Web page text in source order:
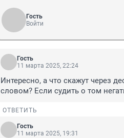
Гость
Войти
Гость
11 марта 2025, 22:24
Интересно, а что скажут через
словом? Если судить о том
ОТВЕТИТЬ
Гость
11 марта 2025, 19:31